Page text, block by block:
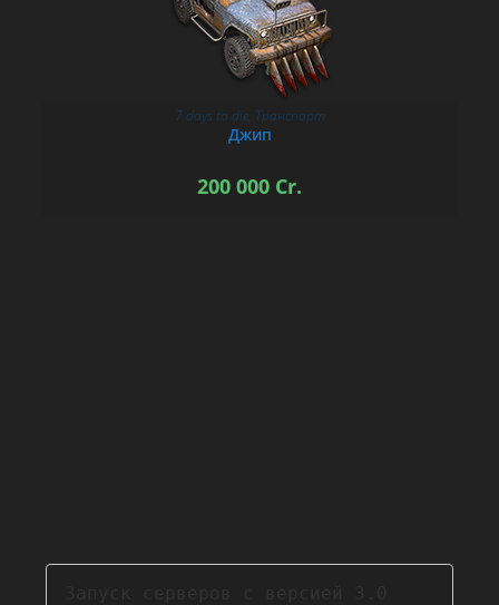
В КОРЗИНУ
7 days to die, Транспорт
Джип
200 000 Cr.